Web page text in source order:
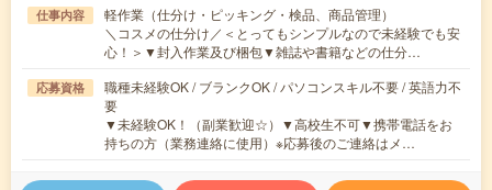
仕事内容
軽作業（仕分け・ピッキング・検品、商品管理）
＼コスメの仕分け／＜とってもシンプルなので未経験でも安
心！＞▼封入作業及び梱包▼雑誌や書籍などの仕分…
応募資格
職種未経験OK / ブランクOK / パソコンスキル不要 / 英語力不
要
▼未経験OK！（副業歓迎☆）▼高校生不可▼携帯電話をお
持ちの方（業務連絡に使用）※応募後のご連絡はメ…